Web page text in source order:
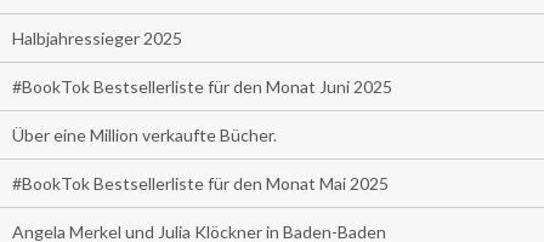
Halbjahressieger 2025
#BookTok Bestsellerliste für den Monat Juni 2025
Über eine Million verkaufte Bücher.
#BookTok Bestsellerliste für den Monat Mai 2025
Angela Merkel und Julia Klöckner in Baden-Baden